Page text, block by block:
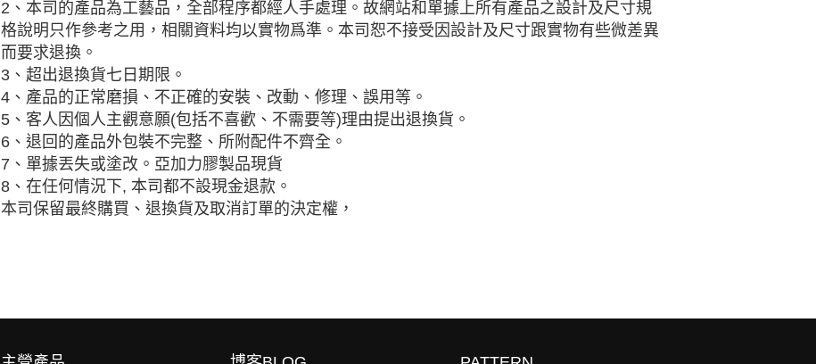
2、本司的產品為工藝品，全部程序都經人手處理。故網站和單據上所有產品之設計及尺寸規
格說明只作參考之用，相關資料均以實物爲準。本司恕不接受因設計及尺寸跟實物有些微差異
而要求退換。
3、超出退換貨七日期限。
4、產品的正常磨損、不正確的安裝、改動、修理、誤用等。
5、客人因個人主觀意願(包括不喜歡、不需要等)理由提出退換貨。
6、退回的產品外包裝不完整、所附配件不齊全。
7、單據丟失或塗改。亞加力膠製品現貨
8、在任何情況下, 本司都不設現金退款。
本司保留最終購買、退換貨及取消訂單的決定權，